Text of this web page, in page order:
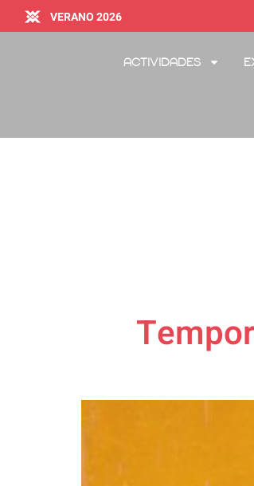
VERANO 2026
Actividades